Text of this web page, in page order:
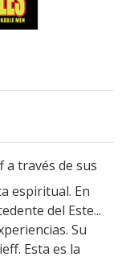
a través de sus
espiritual. En
del Este...
Su
Esta es la